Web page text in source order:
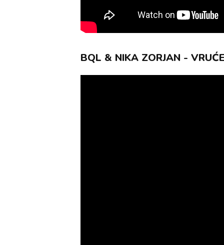
BQL & NIKA ZORJAN -